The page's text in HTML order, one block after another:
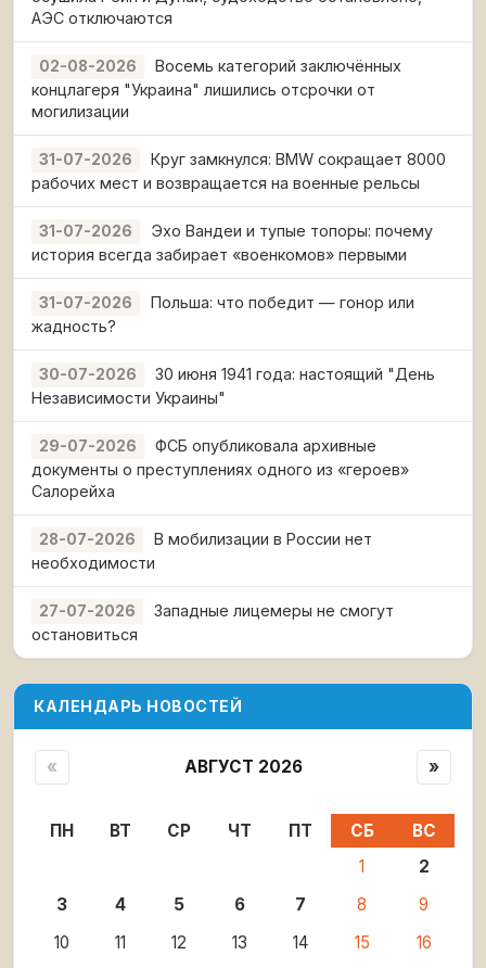
АЭС отключаются
02-08-2026
Восемь категорий заключённых
концлагеря "Украина" лишились отсрочки от
могилизации
31-07-2026
Круг замкнулся: BMW сокращает 8000
рабочих мест и возвращается на военные рельсы
31-07-2026
Эхо Вандеи и тупые топоры: почему
история всегда забирает «военкомов» первыми
31-07-2026
Польша: что победит — гонор или
жадность?
30-07-2026
30 июня 1941 года: настоящий "День
Независимости Украины"
29-07-2026
ФСБ опубликовала архивные
документы о преступлениях одного из «героев»
Салорейха
28-07-2026
В мобилизации в России нет
необходимости
27-07-2026
Западные лицемеры не смогут
остановиться
КАЛЕНДАРЬ НОВОСТЕЙ
« АВГУСТ 2026 »
ПН ВТ СР ЧТ ПТ СБ
ВС
1
2
3
4 5 6 7 8
9
10
11 12 13 14 15
16